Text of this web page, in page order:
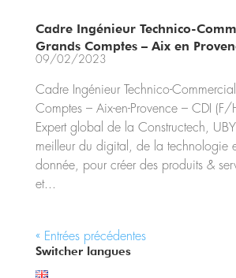
Cadre Ingénieur Technico-
Grands Comptes – Aix en
09/02/2023
Cadre Ingénieur Technico-
Comptes – Aix-en-Provence – CDI (F/
Expert global de la Constructech,
meilleur du digital, de la technologie
donnée, pour créer des produits &
et...
« Entrées précédentes
Switcher langues